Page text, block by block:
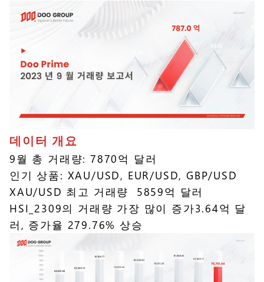
데이터 개요
9월 총 거래량: 7870억 달러
인기 상품: XAU/USD, EUR/USD, GBP/USD
XAU/USD 최고 거래량 5859억 달러
HSI_2309의 거래량 가장 많이 증가3.64억 달
러, 증가율 279.76% 상승